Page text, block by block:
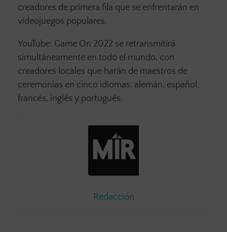
creadores de primera fila que se enfrentarán en
videojuegos populares.
YouTube: Game On 2022 se retransmitirá
simultáneamente en todo el mundo, con
creadores locales que harán de maestros de
ceremonias en cinco idiomas: alemán, español,
francés, inglés y portugués.
Redacción